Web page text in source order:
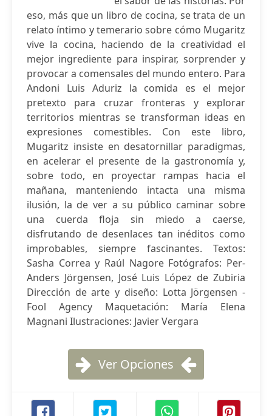
eso, más que un libro de cocina, se trata de un
relato íntimo y temerario sobre cómo Mugaritz
vive la cocina, haciendo de la creatividad el
mejor ingrediente para inspirar, sorprender y
provocar a comensales del mundo entero. Para
Andoni Luis Aduriz la comida es el mejor
pretexto para cruzar fronteras y explorar
territorios mientras se transforman ideas en
expresiones comestibles. Con este libro,
Mugaritz insiste en desatornillar paradigmas,
en acelerar el presente de la gastronomía y,
sobre todo, en proyectar rampas hacia el
mañana, manteniendo intacta una misma
ilusión, la de ver a su público caminar sobre
una cuerda floja sin miedo a caerse,
disfrutando de desenlaces tan inéditos como
improbables, siempre fascinantes. Textos:
Sasha Correa y Raúl Nagore Fotógrafos: Per-
Anders Jörgensen, José Luis López de Zubiria
Dirección de arte y diseño: Lotta Jörgensen -
Fool Agency Maquetación: María Elena
Magnani Ilustraciones: Javier Vergara
Ver Opciones